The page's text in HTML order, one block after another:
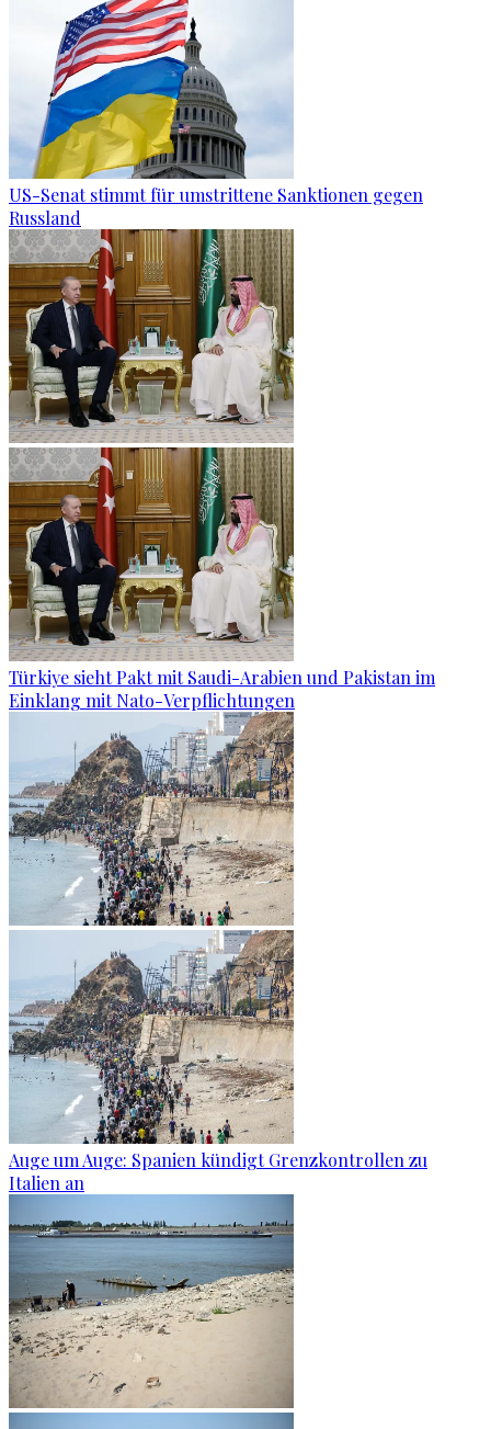
US-Senat stimmt für umstrittene Sanktionen gegen
Russland
Türkiye sieht Pakt mit Saudi-Arabien und Pakistan im
Einklang mit Nato-Verpflichtungen
Auge um Auge: Spanien kündigt Grenzkontrollen zu
Italien an